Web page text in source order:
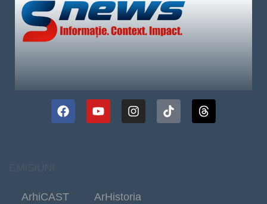
ArhiCAST
ArHistoria